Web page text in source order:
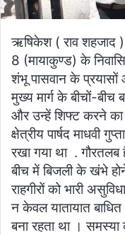
ऋषिकेश ( राव शहजाद
8 (मायाकुण्ड) के
शंभू पासवान के प्रयासों
मुख्य मार्ग के बीचों-बीच
और उन्हें शिफ्ट करने का
क्षेत्रीय पार्षद माधवी
रखा गया था . गौरतलब
बीच में बिजली के खंभे
राहगीरों को भारी
न केवल यातायात
बना रहता था । समस्या